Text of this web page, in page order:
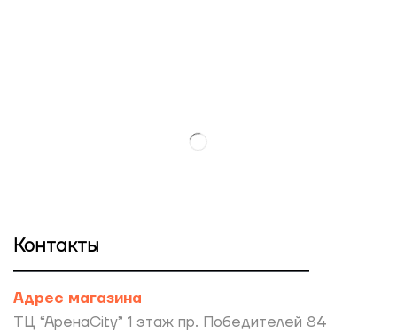
Контакты
Адрес магазина
ТЦ “АренаCity” 1 этаж пр. Победителей 84